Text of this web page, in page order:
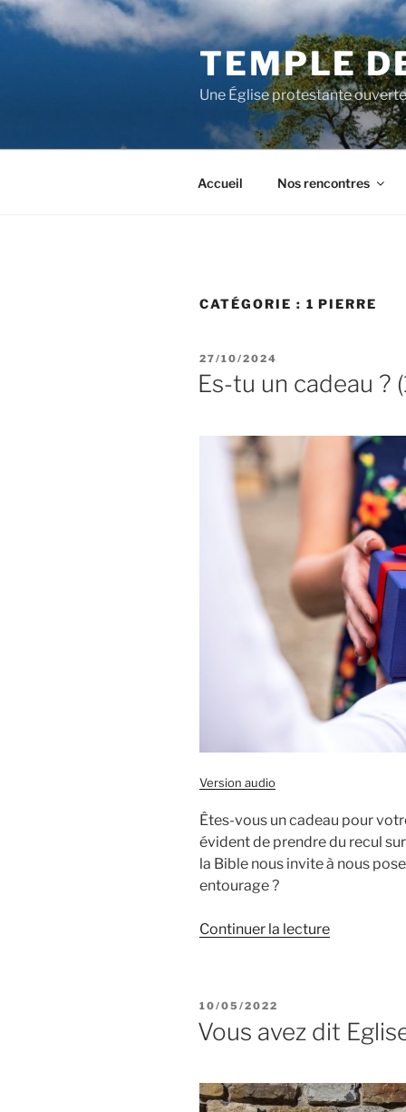
Aller
au
TEMPLE
Une Église protestante
Accueil Nos rencontres
CATÉGORIE : 1 PIERRE
PUBLIÉ
LE
27/10/2024
Es-tu un cadeau ?
Version audio
Êtes-vous un cadeau pour
évident de prendre du recul
la Bible nous invite à nous
entourage ?
Continuer la lecturede
?
Pierre
4.1-
PUBLIÉ
10/05/2022
Vous avez dit